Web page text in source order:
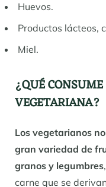
Huevos.
Productos lácteos,
Miel.
¿QUÉ
VEGETARIANA?
Los vegetarianos
gran variedad de
granos y legumbres
carne que se